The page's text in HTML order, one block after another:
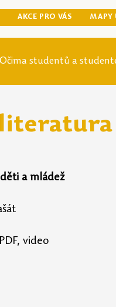
AKCE PRO VÁS MAPY
Očima studentů a
a mládež
video